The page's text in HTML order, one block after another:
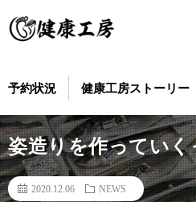
予約状況 健康工房ストーリー
姿造りを作っていく
2020.12.06 NEWS